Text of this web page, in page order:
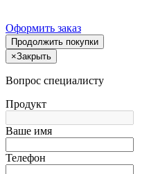
Оформить заказ
Продолжить покупки
×Закрыть
Вопрос специалисту
Продукт
Ваше имя
Телефон